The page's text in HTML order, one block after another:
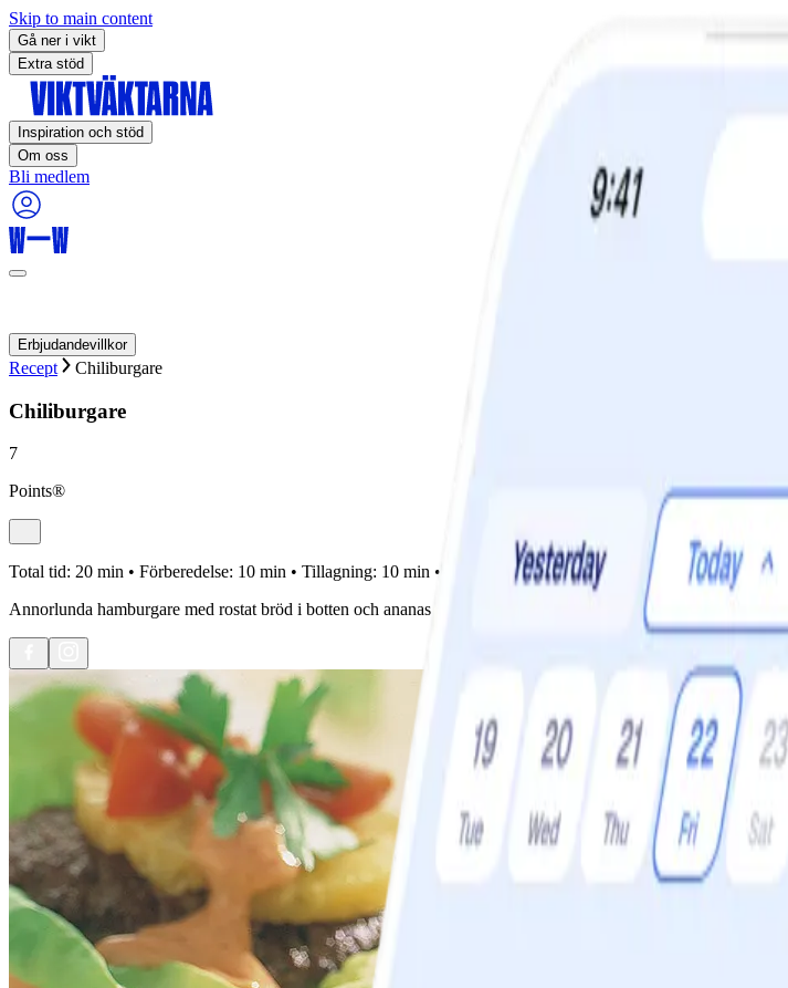
Skip to main content
Gå ner i vikt
Extra stöd
Inspiration och stöd
Om oss
Bli medlem
Erbjudandevillkor
Recept Chiliburgare
Chiliburgare
7
Points®
Total tid: 20 min • Förberedelse: 10 min • Tillagning: 10 min • 2 •Svårighetsgrad:Lätt
Annorlunda hamburgare med rostat bröd i botten och ananas och cocktailtomat på toppen.